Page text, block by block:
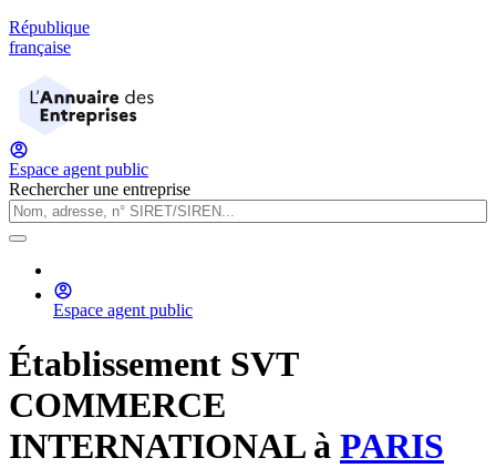
République
française
Espace agent public
Rechercher une entreprise
Espace agent public
Établissement SVT
COMMERCE
INTERNATIONAL à PARIS